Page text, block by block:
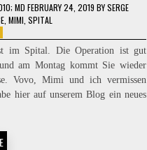
; MD FEBRUARY 24, 2019 BYSERGE
, MIMI SPITAL
FÜR
Spital. Die Operation ist gut
am Montag kommt Sie wieder
Vovo, Mimi und ich vermissen
hier auf unserem Blog ein neues